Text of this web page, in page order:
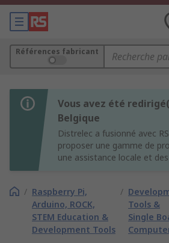
Références fabricant
Vous avez été
Belgique
Distrelec a fusionné avec
proposer une gamme de
une assistance locale et
/ Raspberry Pi,
Arduino, ROCK,
STEM Education &
Development Tools
/
Tools &
Single